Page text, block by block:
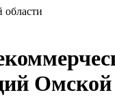
Омской